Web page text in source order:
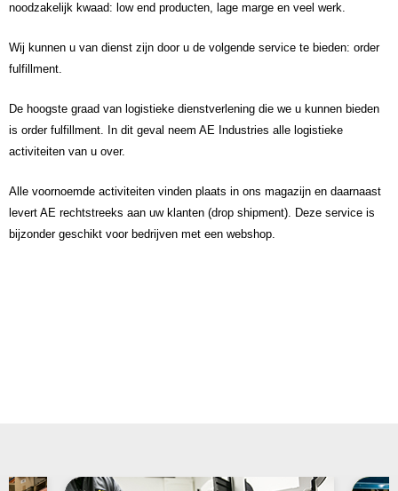
noodzakelijk kwaad: low end producten, lage marge en veel werk.
Wij kunnen u van dienst zijn door u de volgende service te bieden: order
fulfillment.
De hoogste graad van logistieke dienstverlening die we u kunnen bieden
is order fulfillment. In dit geval neem AE Industries alle logistieke
activiteiten van u over.
Alle voornoemde activiteiten vinden plaats in ons magazijn en daarnaast
levert AE rechtstreeks aan uw klanten (drop shipment). Deze service is
bijzonder geschikt voor bedrijven met een webshop.